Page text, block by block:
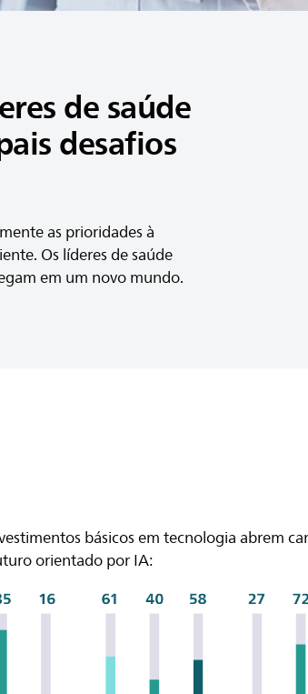
de saúde
desafios
as prioridades à
Os líderes de saúde
em um novo mundo​.
básicos em tecnologia abrem
orientado por IA: